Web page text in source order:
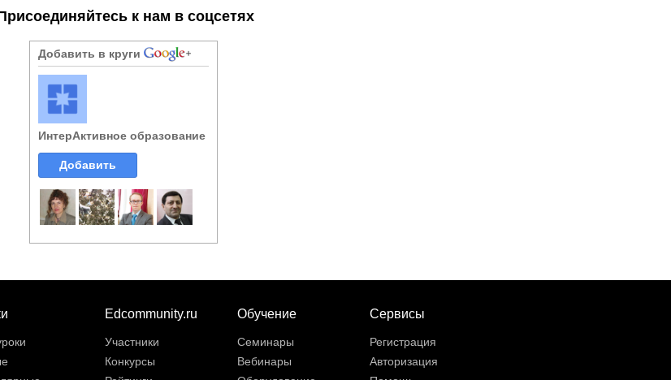
к нам в соцсетях
Добавить в круги
ИнтерАктивное образование
Добавить
Edcommunity.ru
Участники
Конкурсы
Обучение
Семинары
Вебинары
Сервисы
Регистрация
Авторизация